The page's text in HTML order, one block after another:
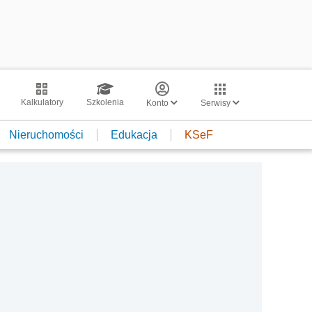
Kalkulatory Szkolenia Konto Serwisy
Nieruchomości Edukacja KSeF